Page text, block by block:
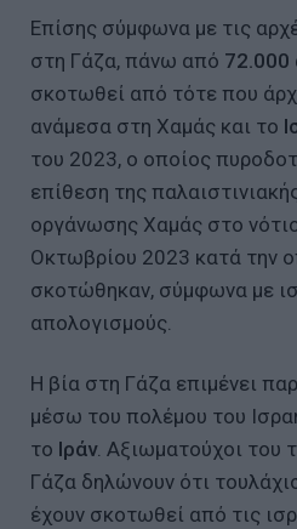
Επίσης σύμφωνα με τις
στη Γάζα, πάνω από 72.000
σκοτωθεί από τότε που
ανάμεσα στη Χαμάς και το
του 2023, ο οποίος
επίθεση της
οργάνωσης Χαμάς στο
Οκτωβρίου 2023 κατά την
σκοτώθηκαν, σύμφωνα με
απολογισμούς.
Η βία στη Γάζα επιμένει
μέσω του πολέμου του
το Ιράν. Αξιωματούχοι του
Γάζα δηλώνουν ότι
έχουν σκοτωθεί από τις